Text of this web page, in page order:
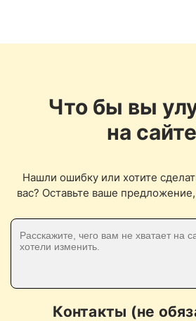
Что бы вы
на
Нашли ошибку или хотите
вас? Оставьте ваше
Контакты (не